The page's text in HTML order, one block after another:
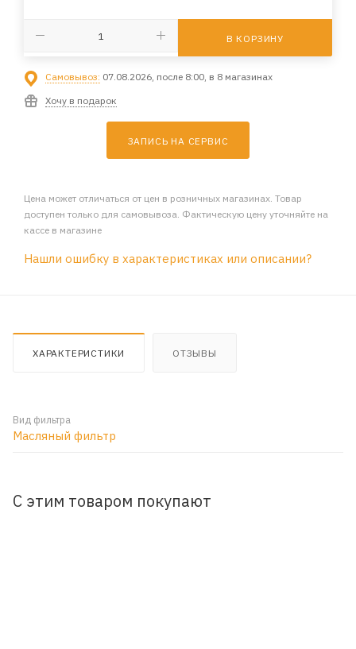
В КОРЗИНУ
Самовывоз: 07.08.2026, после 8:00, в 8 магазинах
Хочу в подарок
ЗАПИСЬ НА СЕРВИС
Цена может отличаться от цен в розничных магазинах. Товар
доступен только для самовывоза. Фактическую цену уточняйте на
кассе в магазине
Нашли ошибку в характеристиках или описании?
ХАРАКТЕРИСТИКИ ОТЗЫВЫ
Вид фильтра
Масляный фильтр
С этим товаром покупают